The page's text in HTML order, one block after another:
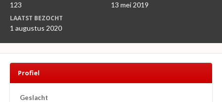
123
13 mei 2019
LAATST BEZOCHT
1 augustus 2020
Profiel
Geslacht